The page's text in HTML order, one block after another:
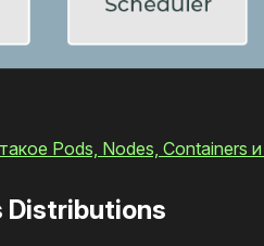
Pods, Nodes, Containers
Distributions